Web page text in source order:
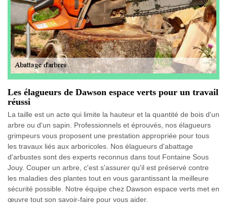
Les élagueurs de Dawson espace verts pour un travail
réussi
La taille est un acte qui limite la hauteur et la quantité de bois d'un
arbre ou d'un sapin. Professionnels et éprouvés, nos élagueurs
grimpeurs vous proposent une prestation appropriée pour tous
les travaux liés aux arboricoles. Nos élagueurs d'abattage
d'arbustes sont des experts reconnus dans tout Fontaine Sous
Jouy. Couper un arbre, c'est s'assurer qu'il est préservé contre
les maladies des plantes tout en vous garantissant la meilleure
sécurité possible. Notre équipe chez Dawson espace verts met en
œuvre tout son savoir-faire pour vous aider.